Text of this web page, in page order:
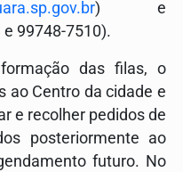
) e
99748-7510).
das filas, o
ao Centro da cidade e
e recolher pedidos de
posteriormente ao
futuro. No